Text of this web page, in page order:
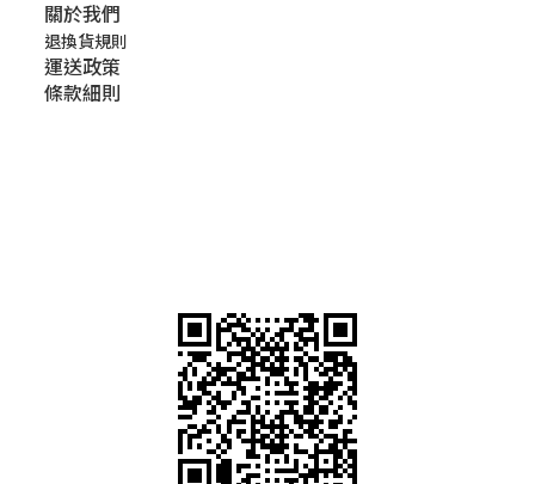
關於我們​
退換貨規則
運送政策
條款細則